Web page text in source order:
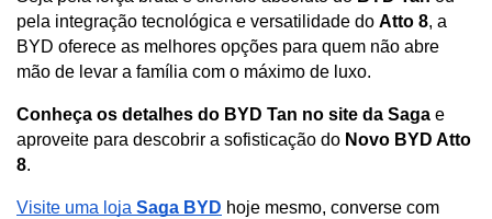
pela integração tecnológica e versatilidade do Atto 8, a
BYD oferece as melhores opções para quem não abre
mão de levar a família com o máximo de luxo.
Conheça os detalhes do BYD Tan no site da Saga e
aproveite para descobrir a sofisticação do Novo BYD Atto
8.
Visite uma loja Saga BYD hoje mesmo, converse com